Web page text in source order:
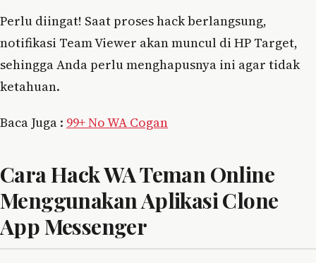
Perlu diingat! Saat proses hack berlangsung,
notifikasi Team Viewer akan muncul di HP Target,
sehingga Anda perlu menghapusnya ini agar tidak
ketahuan.
Baca Juga : 99+ No WA Cogan
Cara Hack WA Teman Online
Menggunakan Aplikasi Clone
App Messenger